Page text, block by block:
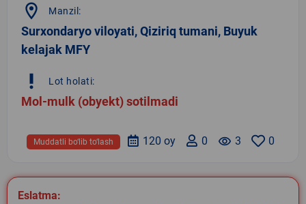
location_on Manzil:
Surxondaryo viloyati, Qiziriq tumani, Buyuk
kelajak MFY
priority_high Lot holati:
Mol-mulk (obyekt) sotilmadi
0
remove_red_eye 3
0
120 oy
Muddatli bo‘lib to‘lash
Eslatma: